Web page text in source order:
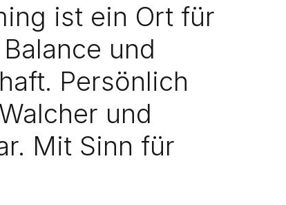
ist ein Ort für
und
Persönlich
und
Mit Sinn für